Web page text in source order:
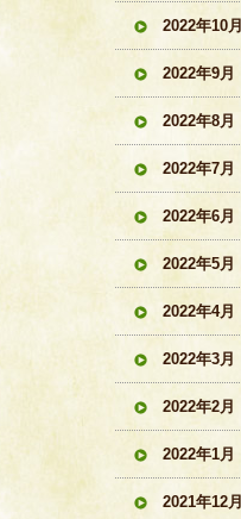
2022年10月
2022年9月
2022年8月
2022年7月
2022年6月
2022年5月
2022年4月
2022年3月
2022年2月
2022年1月
2021年12月